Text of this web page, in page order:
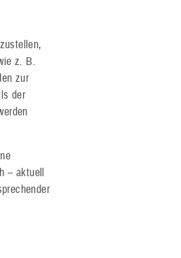
z. B.
zur
der
– aktuell